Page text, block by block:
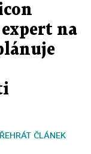
na
ČLÁNEK